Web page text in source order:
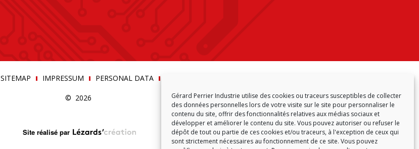
Gérard Perrier Industrie utilise des cookies ou traceurs susceptibles de collecter
des données personnelles lors de votre visite sur le site pour personnaliser le
contenu du site, offrir des fonctionnalités relatives aux médias sociaux et
développer et améliorer le contenu du site. Vous pouvez autoriser ou refuser le
dépôt de tout ou partie de ces cookies et/ou traceurs, à l'exception de ceux qui
sont strictement nécessaires au fonctionnement de ce site. Vous pouvez
SITEMAP IMPRESSUM PERSONAL DATA
© 2026
Site réalisé par